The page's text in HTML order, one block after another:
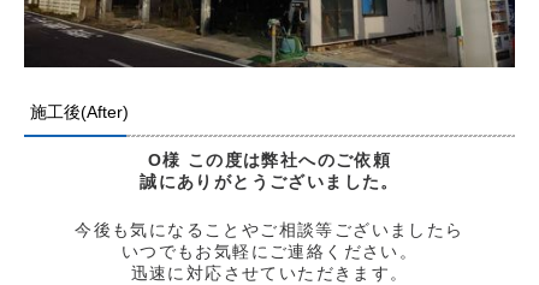
施工後(After)
O様 この度は弊社へのご依頼
誠にありがとう ございました。
今後も気になることやご相談等ございましたら
いつでもお気軽にご連絡ください。
迅速に対応させていただきます。